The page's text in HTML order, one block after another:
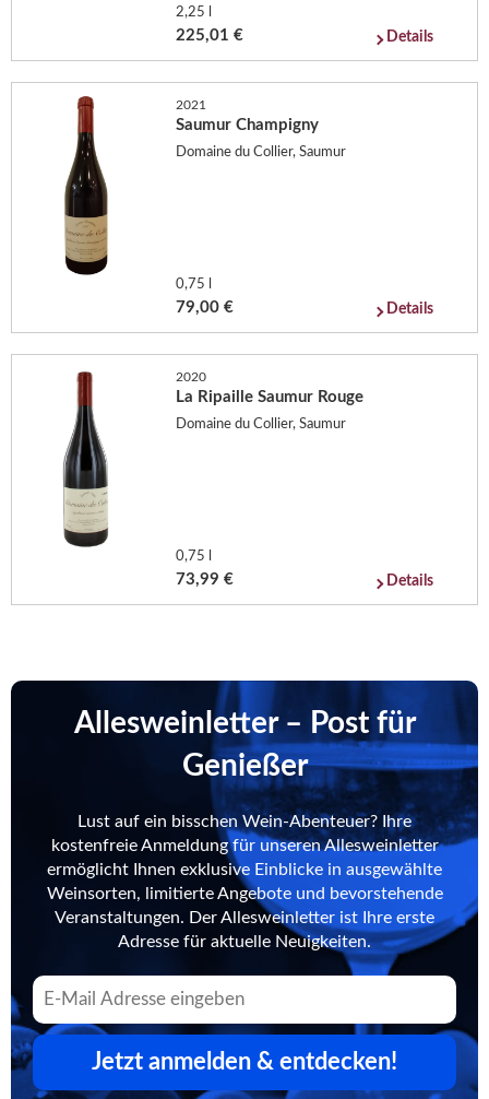
2,25 l
225,01 € Details
2021
Saumur Champigny
Domaine du Collier, Saumur
0,75 l
79,00 € Details
2020
La Ripaille Saumur Rouge
Domaine du Collier, Saumur
0,75 l
73,99 € Details
Allesweinletter – Post für
Genießer
Lust auf ein bisschen Wein-Abenteuer? Ihre
kostenfreie Anmeldung für unseren Allesweinletter
ermöglicht Ihnen exklusive Einblicke in ausgewählte
Weinsorten, limitierte Angebote und bevorstehende
Veranstaltungen. Der Allesweinletter ist Ihre erste
Adresse für aktuelle Neuigkeiten.
Jetzt anmelden & entdecken!